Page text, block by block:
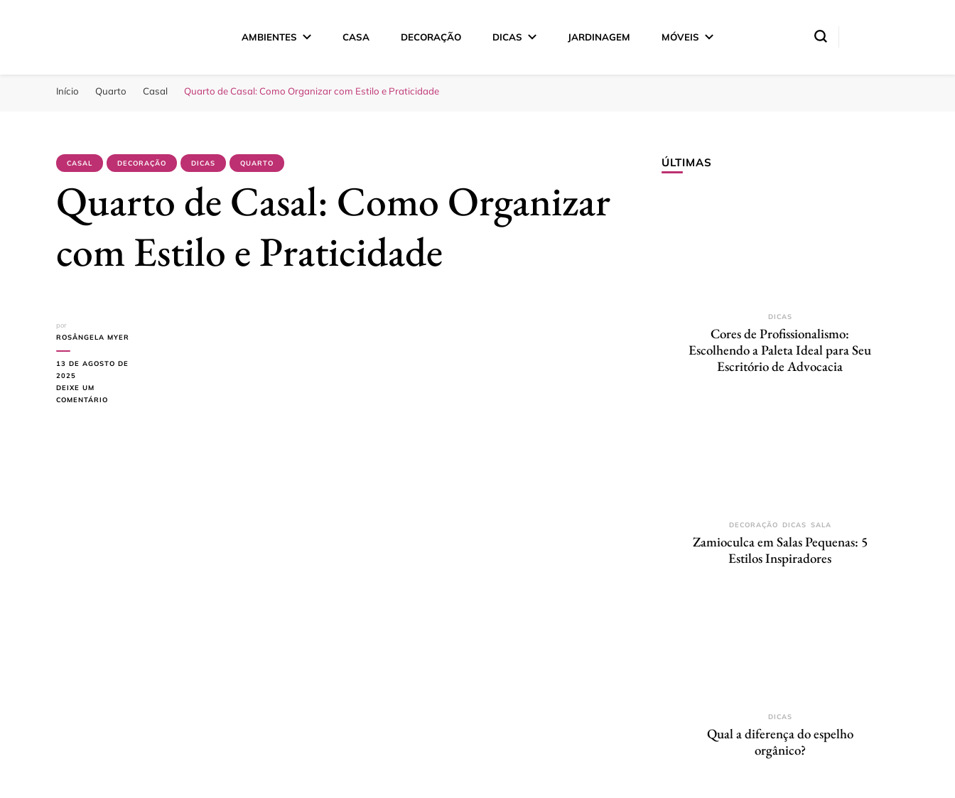
Sua Melhor Decoração
AMBIENTES CASA DECORAÇÃO DICAS JARDINAGEM MÓVEIS
Início Quarto Casal Quarto de Casal: Como Organizar com Estilo e Praticidade
CASAL DECORAÇÃO DICAS QUARTO
Quarto de Casal: Como Organizar
com Estilo e Praticidade
por
ROSÂNGELA MYER
13 DE AGOSTO DE
2025
DEIXE UM
COMENTÁRIO
ÚLTIMAS
DICAS
Cores de Profissionalismo:
Escolhendo a Paleta Ideal para Seu
Escritório de Advocacia
DECORAÇÃO DICAS SALA
Zamioculca em Salas Pequenas: 5
Estilos Inspiradores
DICAS
Qual a diferença do espelho
orgânico?